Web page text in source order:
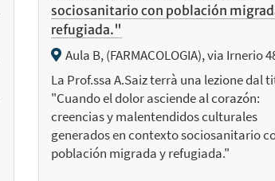
sociosanitario con población
refugiada."
Aula B, (FARMACOLOGIA), via Irnerio
La Prof.ssa A.Saiz terrà una lezione dal
"Cuando el dolor asciende al corazón:
creencias y malentendidos culturales
generados en contexto sociosanitario
población migrada y refugiada."